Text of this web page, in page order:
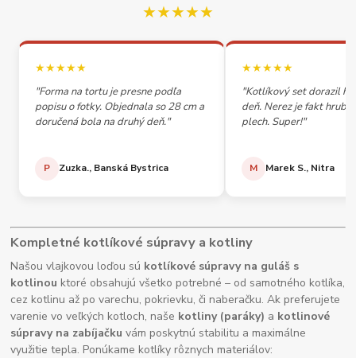
★★★★★
★★★★★
"Forma na tortu je presne podľa
popisu o fotky. Objednala so 28 cm a
doručená bola na druhý deň."
P Zuzka., Banská Bystrica
★★★★★
"Kotlíkový set dorazil
deň. Nerez je fakt
plech. Super!"
M Marek S., Nitra
Kompletné kotlíkové súpravy a kotliny
Našou vlajkovou loďou sú kotlíkové súpravy na guláš s
kotlinou ktoré obsahujú všetko potrebné – od samotného kotlíka,
cez kotlinu až po varechu, pokrievku, či naberačku. Ak preferujete
varenie vo veľkých kotloch, naše kotliny (paráky) a kotlinové
súpravy na zabíjačku vám poskytnú stabilitu a maximálne
využitie tepla. Ponúkame kotlíky rôznych materiálov: